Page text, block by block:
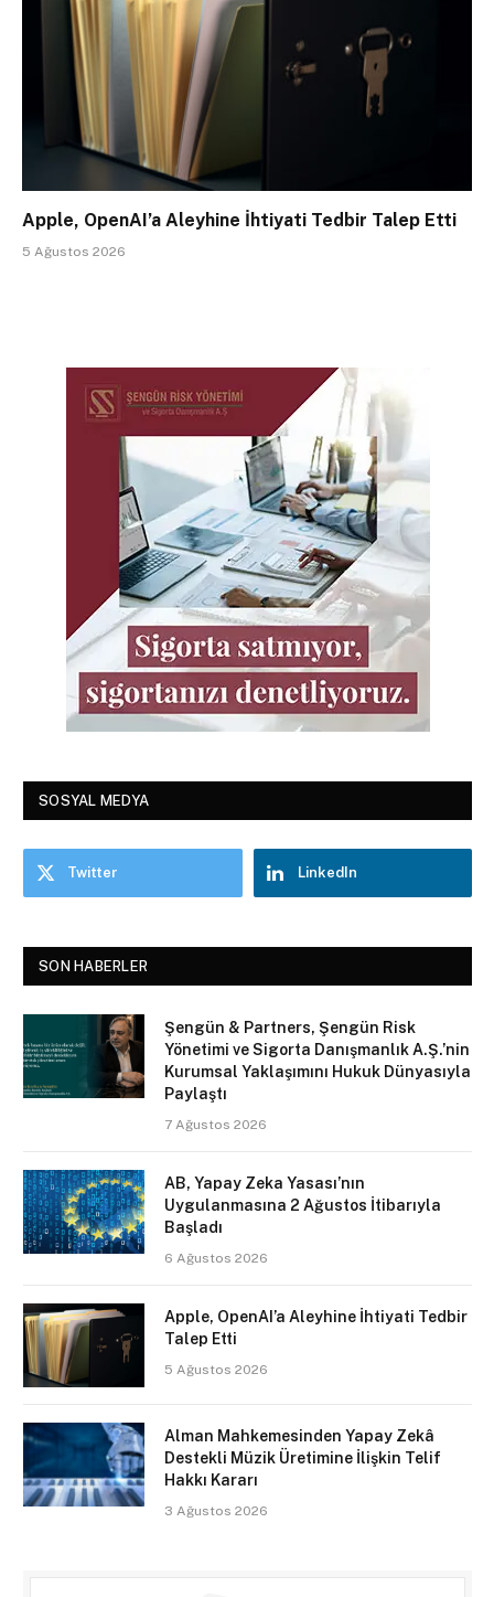
Apple, OpenAI’a Aleyhine İhtiyati Tedbir Talep Etti
5 Ağustos 2026
SOSYAL MEDYA
Twitter LinkedIn
SON HABERLER
Şengün & Partners, Şengün Risk
Yönetimi ve Sigorta Danışmanlık A.Ş.’nin
Kurumsal Yaklaşımını Hukuk Dünyasıyla
Paylaştı
7 Ağustos 2026
AB, Yapay Zeka Yasası’nın
Uygulanmasına 2 Ağustos İtibarıyla
Başladı
6 Ağustos 2026
Apple, OpenAI’a Aleyhine İhtiyati Tedbir
Talep Etti
5 Ağustos 2026
Alman Mahkemesinden Yapay Zekâ
Destekli Müzik Üretimine İlişkin Telif
Hakkı Kararı
3 Ağustos 2026